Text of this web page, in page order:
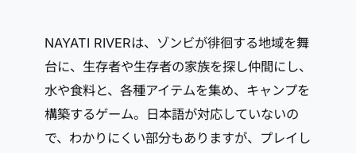
NAYATI RIVERは、ゾンビが徘徊する地域を舞
台に、生存者や生存者の家族を探し仲間にし、
水や食料と、各種アイテムを集め、キャンプを
構築するゲーム。日本語が対応していないの
で、わかりにくい部分もありますが、プレイし